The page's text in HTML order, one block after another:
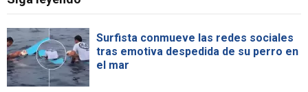
Surfista conmueve las redes sociales
tras emotiva despedida de su perro en
el mar